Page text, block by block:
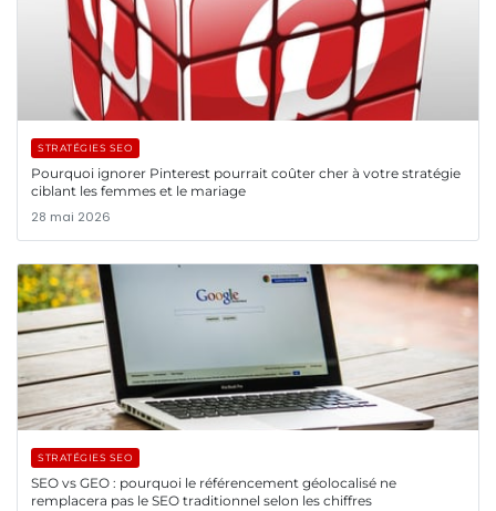
STRATÉGIES SEO
Pourquoi ignorer Pinterest pourrait coûter cher à votre stratégie
ciblant les femmes et le mariage
28 mai 2026
STRATÉGIES SEO
SEO vs GEO : pourquoi le référencement géolocalisé ne
remplacera pas le SEO traditionnel selon les chiffres